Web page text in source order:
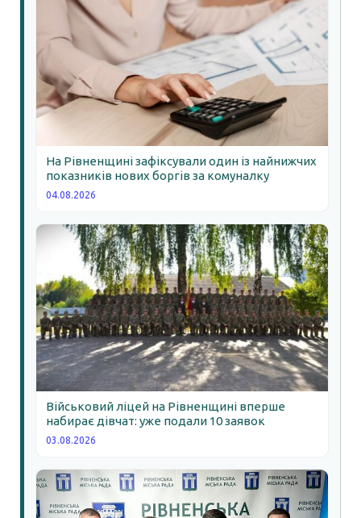
На Рівненщині зафіксували один із найнижчих
показників нових боргів за комуналку
04.08.2026
Військовий ліцей на Рівненщині вперше
набирає дівчат: уже подали 10 заявок
03.08.2026